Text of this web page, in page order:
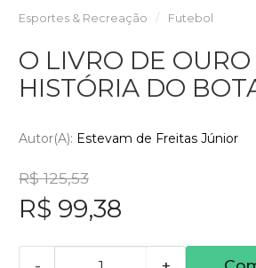
Esportes & Recreação Futebol
O LIVRO DE
HISTÓRIA DO
Autor(a): Estevam de Freitas Júnior
R$ 125,53
R$ 99,38